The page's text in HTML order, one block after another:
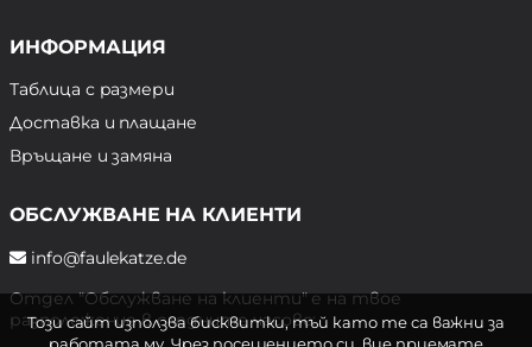
ИНФОРМАЦИЯ
Таблица с размери
Доставка и плащане
Връщане и замяна
ОБСЛУЖВАНЕ НА КЛИЕНТИ
info@faulekatze.de
Отдел "Обслужване на клиенти" е на твое
разположение в следните часове:
Този сайт използва бисквитки, тъй като те са важни за